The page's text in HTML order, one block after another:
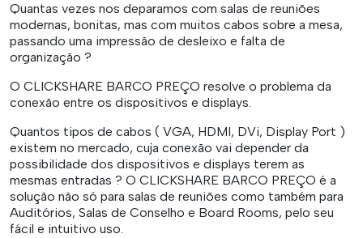
Quantas vezes nos deparamos com salas de reuniões
modernas, bonitas, mas com muitos cabos sobre a mesa,
passando uma impressão de desleixo e falta de
organização ?
O CLICKSHARE BARCO PREÇO resolve o problema da
conexão entre os dispositivos e displays.
Quantos tipos de cabos ( VGA, HDMI, DVi, Display Port )
existem no mercado, cuja conexão vai depender da
possibilidade dos dispositivos e displays terem as
mesmas entradas ? O CLICKSHARE BARCO PREÇO é a
solução não só para salas de reuniões como também para
Auditórios, Salas de Conselho e Board Rooms, pelo seu
fácil e intuitivo uso.